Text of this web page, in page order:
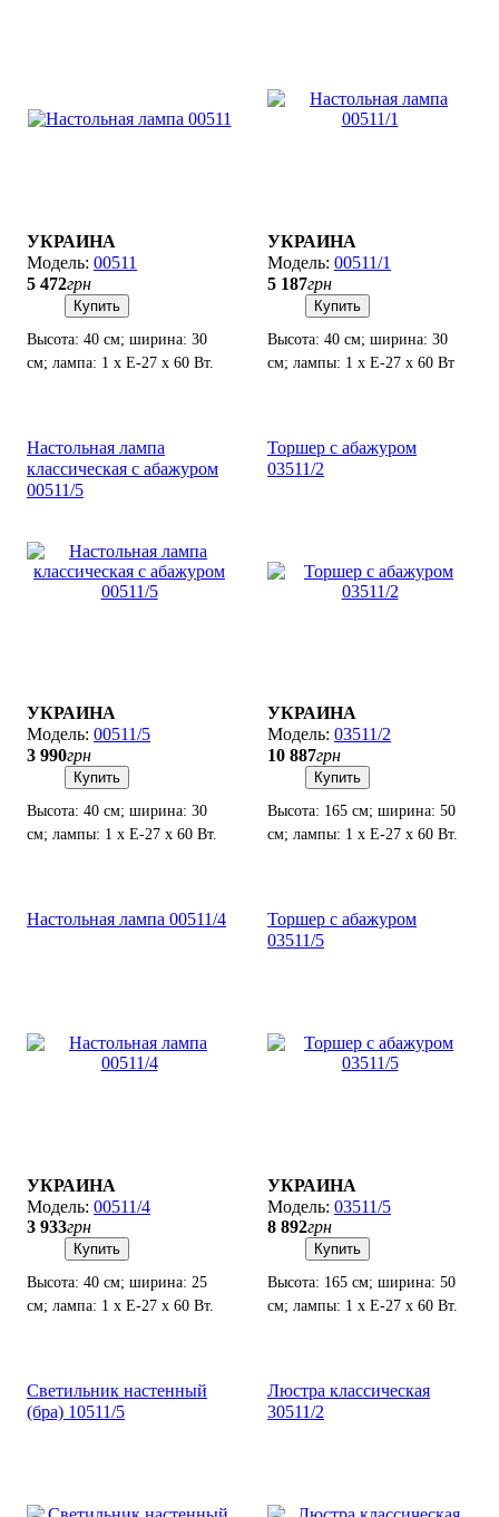
УКРАИНА
00511
5 472грн
Купить
Высота: 40 см; ширина: 30
см; лампа: 1 х Е-27 х 60 Вт.
УКРАИНА
00511/1
5 187грн
Купить
Высота: 40 см; ширина: 30
см; лампы: 1 х Е-27 х 60 Вт
Настольная лампа
классическая с абажуром
00511/5
УКРАИНА
00511/5
3 990грн
Купить
Высота: 40 см; ширина: 30
см; лампы: 1 х Е-27 х 60 Вт.
Торшер с абажуром
03511/2
УКРАИНА
03511/2
10 887грн
Купить
Высота: 165 см; ширина: 50
см; лампы: 1 х Е-27 х 60 Вт.
Настольная лампа 00511/4
УКРАИНА
00511/4
3 933грн
Купить
Высота: 40 см; ширина: 25
см; лампа: 1 х Е-27 х 60 Вт.
Торшер с абажуром
03511/5
УКРАИНА
03511/5
8 892грн
Купить
Высота: 165 см; ширина: 50
см; лампы: 1 х Е-27 х 60 Вт.
Светильник настенный
(бра) 10511/5
Люстра классическая
30511/2